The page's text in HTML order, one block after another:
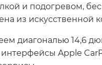
и подогревом,
из искусственной
диагональю 14,6
Apple